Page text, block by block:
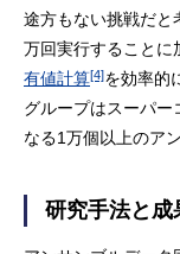
途方もない挑戦だと
万回実行することに
有値計算[4]を効率的
グループはスーパー
なる1万個以上のア
研究手法と成